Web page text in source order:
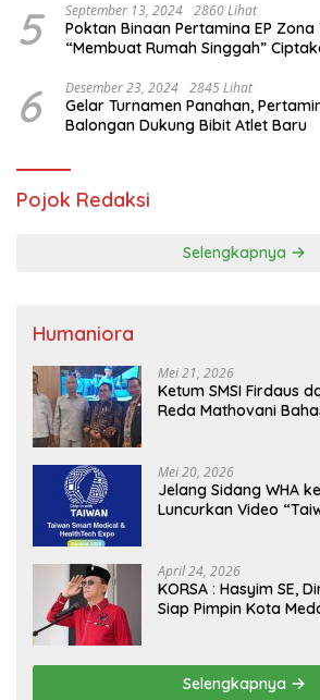
5 September 13, 2024 2860 Lihat
Poktan Binaan Pertamina EP
“Membuat Rumah Singgah”
6 Desember 23, 2024 2845 Lihat
Gelar Turnamen Panahan,
Balongan Dukung Bibit Atlet Baru
Pojok Redaksi
Selengkapnya
Humaniora
Mei 21, 2026
Ketum SMSI Firdaus
Reda Mathovani
MBG, Perkuat
Pemerintah
Mei 20, 2026
Jelang Sidang WHA
Luncurkan Video
April 24, 2026
KORSA : Hasyim SE,
Siap Pimpin Kota
Selengkapnya